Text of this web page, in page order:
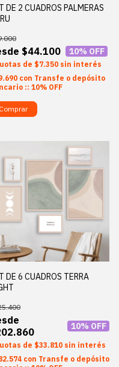
DE 2 CUADROS PALMERAS
$44.100 10% OFF
$7.350 sin interés
con Transfe o depósito
:: 10% OFF
Comprar
DE 6 CUADROS TERRA
10% OFF
$33.810 sin interés
con Transfe o depósito